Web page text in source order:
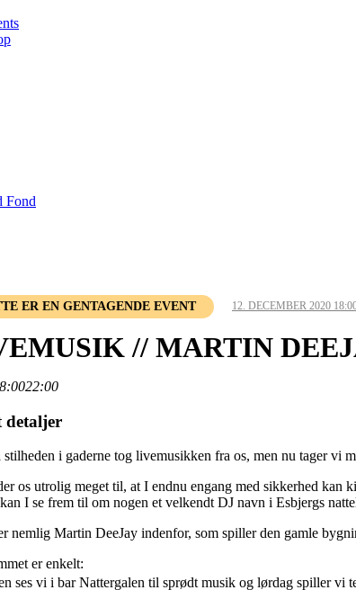
Fond
ER EN GENTAGENDE EVENT 12. DECEMBER 2020
// MARTIN
22:00
detaljer
stilheden i gaderne tog livemusikken fra os, men nu tager vi
os utrolig meget til, at I endnu engang med sikkerhed kan
I se frem til om nogen et velkendt DJ navn i Esbjergs
nemlig Martin DeeJay indenfor, som spiller den gamle
er enkelt:
ses vi i bar Nattergalen til sprødt musik og lørdag spiller vi